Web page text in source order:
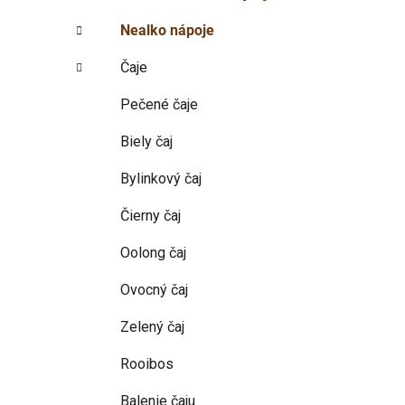
a
n
i
Nealko nápoje
Čaje
Pečené čaje
Biely čaj
Bylinkový čaj
Čierny čaj
Oolong čaj
Ovocný čaj
Zelený čaj
Rooibos
Balenie čaju